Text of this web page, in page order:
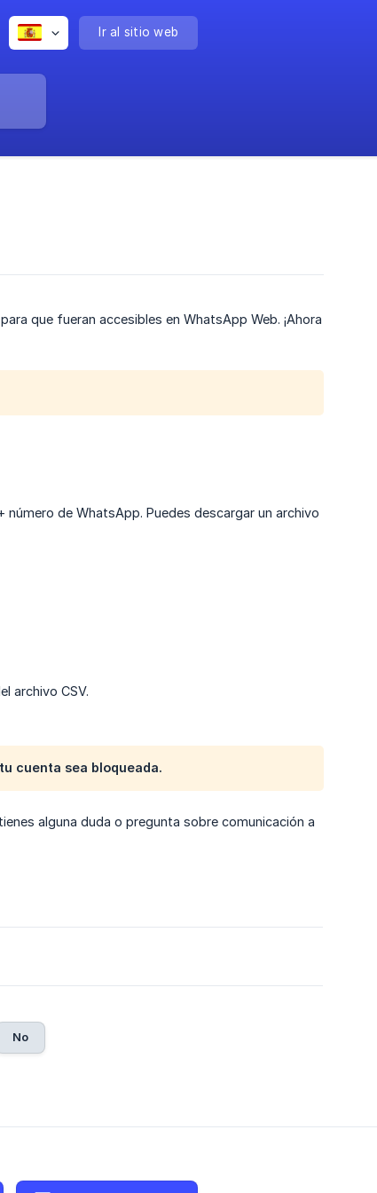
Ir al sitio web
que fueran accesibles en WhatsApp Web. ¡Ahora
de WhatsApp. Puedes descargar un archivo
archivo CSV.
cuenta sea bloqueada.
alguna duda o pregunta sobre comunicación a
No